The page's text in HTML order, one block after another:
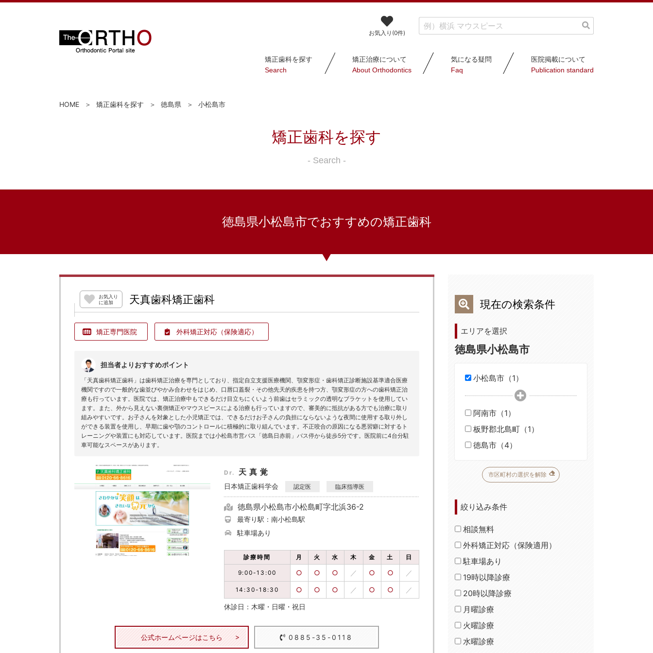
お気入り(0件)
矯正歯科を探す
Search
矯正治療について
About Orthodontics
気になる疑問
Faq
医院掲載について
Publication standard
HOME 矯正歯科を探す 徳島県 小松島市
矯正歯科を探す
- Search -
徳島県小松島市でおすすめの矯正歯科
お気入り
に追加
天真歯科矯正歯科
矯正専門医院 外科矯正対応（保険適応）
担当者よりおすすめポイント
「天真歯科矯正歯科」は歯科矯正治療を専門としており、指定自立支援医療機関、顎変形症・歯科矯正診断施設基準適合医療
機関ですので一般的な歯並びやかみ合わせをはじめ、口唇口蓋裂・その他先天的疾患を持つ方、顎変形症の方への歯科矯正治
療も行っています。医院では、矯正治療中もできるだけ目立ちにくいよう前歯はセラミックの透明なブラケットを使用してい
ます。また、外から見えない裏側矯正やマウスピースによる治療も行っていますので、審美的に抵抗がある方でも治療に取り
組みやすいです。お子さんを対象とした小児矯正では、できるだけお子さんの負担にならないような夜間に使用する取り外し
ができる装置を使用し、早期に歯や顎のコントロールに積極的に取り組んでいます。不正咬合の原因になる悪習癖に対するト
レーニングや装置にも対応しています。医院までは小松島市営バス「徳島日赤前」バス停から徒歩5分です。医院前に4台分駐
車可能なスペースがあります。
Dr. 天真覚
日本矯正歯科学会 認定医 臨床指導医
徳島県小松島市小松島町字北浜36-2
最寄り駅：南小松島駅
駐車場あり
診療時間 月 火 水 木 金 土 日
9:00-13:00 ○ ○ ○ ／ ○ ○ ／
14:30-18:30 ○ ○ ○ ／ ○ ○ ／
休診日：木曜・日曜・祝日
公式ホームページはこちら 0885-35-0118
現在の検索条件
エリアを選択
徳島県小松島市
小松島市（1）
阿南市（1）
板野郡北島町（1）
徳島市（4）
市区町村の選択を解除
絞り込み条件
相談無料
外科矯正対応（保険適用）
駐車場あり
19時以降診療
20時以降診療
月曜診療
火曜診療
水曜診療